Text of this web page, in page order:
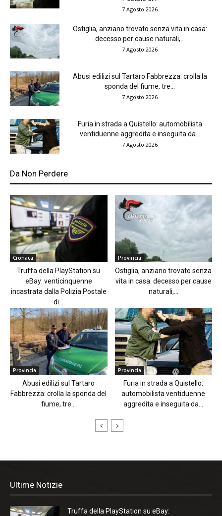
7 Agosto 2026
Ostiglia, anziano trovato senza vita in casa:
decesso per cause naturali,...
7 Agosto 2026
Abusi edilizi sul Tartaro Fabbrezza: crolla la
sponda del fiume, tre...
7 Agosto 2026
Furia in strada a Quistello: automobilista
ventiduenne aggredita e inseguita da...
7 Agosto 2026
Da Non Perdere
Cronaca
Truffa della PlayStation su
eBay: venticinquenne
incastrata dalla Polizia Postale
di...
Provincia
Ostiglia, anziano trovato senza
vita in casa: decesso per cause
naturali,...
Provincia
Abusi edilizi sul Tartaro
Fabbrezza: crolla la sponda del
fiume, tre...
Provincia
Furia in strada a Quistello:
automobilista ventiduenne
aggredita e inseguita da...
Ultime Notizie
Truffa della PlayStation su eBay: